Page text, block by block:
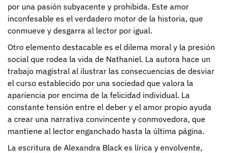
por una pasión subyacente y prohibida. Este amor
inconfesable es el verdadero motor de la historia, que
conmueve y desgarra al lector por igual.
Otro elemento destacable es el dilema moral y la presión
social que rodea la vida de Nathaniel. La autora hace un
trabajo magistral al ilustrar las consecuencias de desviar
el curso establecido por una sociedad que valora la
apariencia por encima de la felicidad individual. La
constante tensión entre el deber y el amor propio ayuda
a crear una narrativa convincente y conmovedora, que
mantiene al lector enganchado hasta la última página.
La escritura de Alexandra Black es lírica y envolvente,